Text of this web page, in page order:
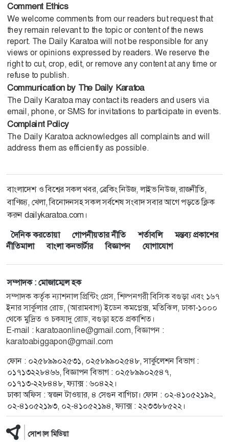
Comment Ethics
We welcome comments from our readers but request that
they remain relevant to the topic or content of the news
report. The Daily Karatoa will not be responsible for any
views or opinions expressed by readers. We reserve the
right to cut, crop, edit, or remove any content at any time or
refuse to publish.
Communication by The Daily Karatoa
The Daily Karatoa may contact its readers and users via
email, phone, or SMS for invitations to participate in events.
Complaint Policy
The Daily Karatoa acknowledges all complaints and will
address them as efficiently as possible.
বাংলাদেশ ও বিশ্বের সকল খবর, ব্রেকিং নিউজ, লাইভ নিউজ, রাজনীতি,
বাণিজ্য, খেলা, বিনোদনসহ সকল সর্বশেষ সংবাদ সবার আগে পড়তে ক্লিক
করুন dailykaratoa.com।
দৈনিক করতোয়া
গোপনীয়তার নীতি শর্তাবলি
মন্তব্য প্রকাশের
নীতিমালা
বাংলা কনভার্টার বিজ্ঞাপন যোগাযোগ
সম্পাদক : মোজাম্মেল হক
সম্পাদক কর্তৃক ন্যাশনাল প্রিন্টিং প্রেস, শিল্পনগরী বিসিক বগুড়া এবং ১৬৭
ইনার সার্কুলার রোড, (আরামবাগ) ইডেন কমপ্লেক্স, মতিঝিল, ঢাকা-১০০০
থেকে মুদ্রিত ও চকযাদু রোড, বগুড়া হতে প্রকাশিত।
E-mail : karatoaonline@gmail.com, বিজ্ঞাপন :
karatoabiggapon@gmail.com
ফোন : ০২৫৮৯৯০২৫৩১, ০২৫৮৯৯০২৫৪৮, সার্কুলেশন বিভাগ :
০১৭১৩২২৮৪৬৬, বিজ্ঞাপন বিভাগ : ০২৫৮৯৯০২৫৪৭,
০১৭১৩-২২৮৪৪৮, ফ্যাক্স : ৬০৪২২।
ঢাকা অফিস : স্বজন টাওয়ার, ৪ সেগুন বাগিচা। ফোন : ০২-৪১০৫২১৯২,
০২-৪১০৫২১৯৩, ০২-৪১০৫২১৯৪, ফ্যাক্স : ২২৩৩৮৮৫২২।
সোশ্যাল মিডিয়া